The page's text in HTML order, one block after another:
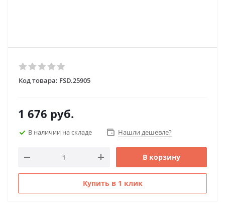
Код товара: FSD.25905
1 676 руб.
В наличии на складе Нашли дешевле?
В корзину
Купить в 1 клик